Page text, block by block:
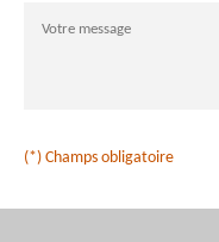
(*) Champs obligatoire